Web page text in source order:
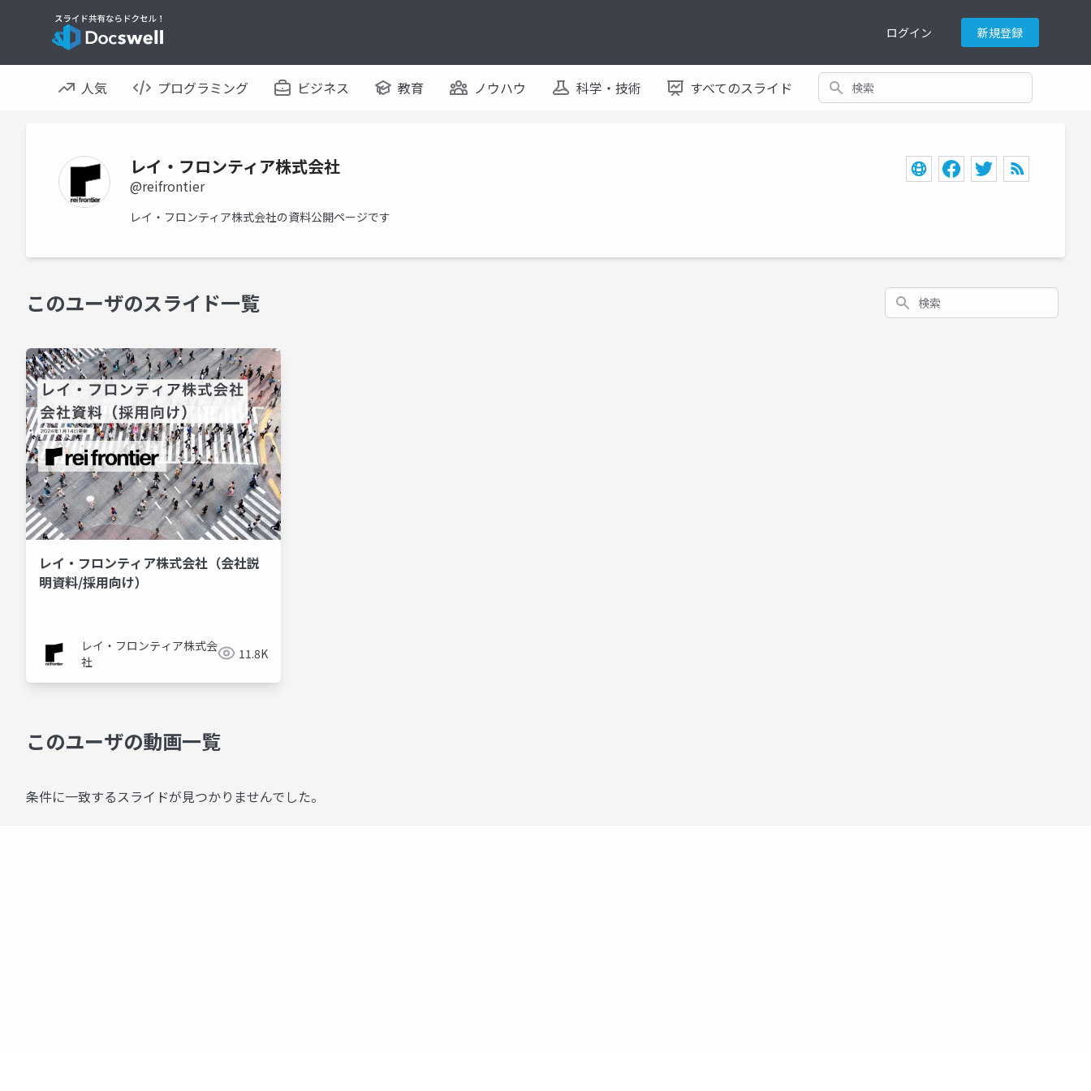
ログイン 新規登録
人気 プログラミング ビジネス 教育 ノウハウ 科学・技術 すべてのスライド 検索
レイ・フロンティア株式会社
@reifrontier
レイ・フロンティア株式会社の資料公開ページです
このユーザのスライド一覧 検索
レイ・フロンティア株式会社（会社説
明資料/採用向け）
レイ・フロンティア株式会
社
11.8K
このユーザの動画一覧
条件に一致するスライドが見つかりませんでした。